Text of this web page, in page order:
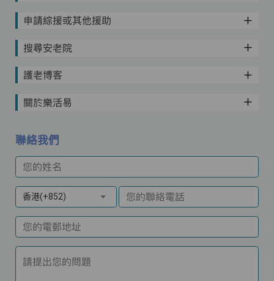
申請綜援或其他援助
搜尋安老院
護老博客
關於樂活易
聯絡我們
您的姓名
香港(+852) 您的聯絡電話
您的電郵地址
請提出您的問題